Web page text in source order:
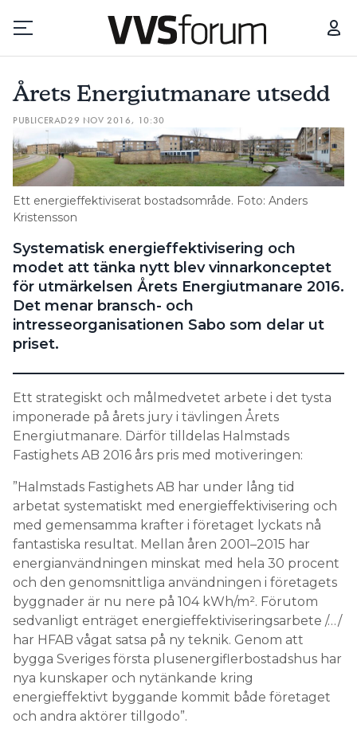
Prenumerera
Hantera prenumeration
Lediga jobb
Annonsera
Läs E-tidningen
Om tidningen
Kontakt
Information om GDPR
Search for:
Årets Energiutmanare utsedd
PUBLICERAD29 NOV 2016, 10:30
Ett energieffektiviserat bostadsområde. Foto: Anders
Kristensson
Systematisk energieffektivisering och
modet att tänka nytt blev vinnarkonceptet
för utmärkelsen Årets Energiutmanare 2016.
Det menar bransch- och
intresseorganisationen Sabo som delar ut
priset.
Ett strategiskt och målmedvetet arbete i det tysta
imponerade på årets jury i tävlingen Årets
Energiutmanare. Därför tilldelas Halmstads
Fastighets AB 2016 års pris med motiveringen:
”Halmstads Fastighets AB har under lång tid
arbetat systematiskt med energieffektivisering och
med gemensamma krafter i företaget lyckats nå
fantastiska resultat. Mellan åren 2001–2015 har
energianvändningen minskat med hela 30 procent
och den genomsnittliga användningen i företagets
byggnader är nu nere på 104 kWh/m². Förutom
sedvanligt enträget energieffektiviseringsarbete /…/
har HFAB vågat satsa på ny teknik. Genom att
bygga Sveriges första plusenergiflerbostadshus har
nya kunskaper och nytänkande kring
energieffektivt byggande kommit både företaget
och andra aktörer tillgodo”.
ÅRETS ENERGIUTMANARE UTSEDD DE FICK ÅRETS